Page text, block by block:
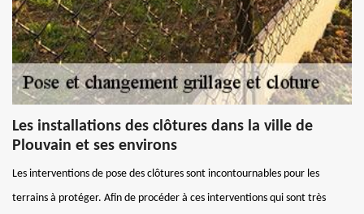
Les installations des clôtures dans la ville de
Plouvain et ses environs
Les interventions de pose des clôtures sont incontournables pour les
terrains à protéger. Afin de procéder à ces interventions qui sont très